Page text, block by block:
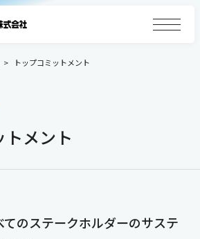
トップコミットメント
トメント
のステークホルダーのサステ